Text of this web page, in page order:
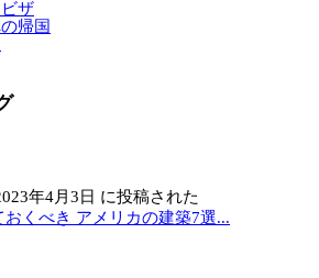
年4月3日 に投稿された
おくべき アメリカの建築7選...